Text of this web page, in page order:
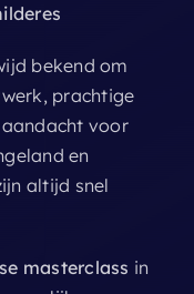
bekend om
prachtige
voor
en
altijd snel
masterclass in